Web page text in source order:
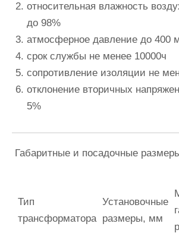
относительная влажность
до 98%
атмосферное давление до 400
срок службы не менее 10000ч
сопротивление изоляции не
отклонение вторичных
5%
Габаритные и посадочные
Тип
трансформатора
Установочные
размеры, мм